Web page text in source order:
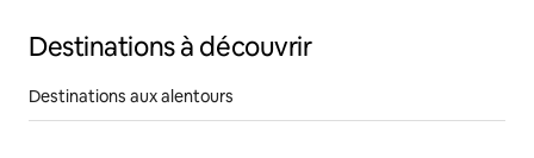
Destinations à découvrir
Destinations aux alentours